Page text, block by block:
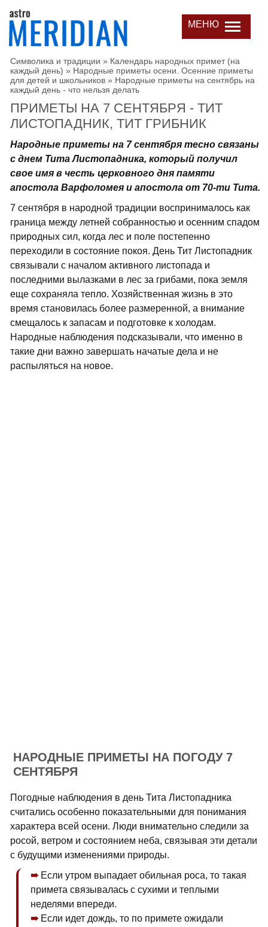
МЕНЮ
Символика и традиции » Календарь народных примет (на
каждый день) » Народные приметы осени. Осенние приметы
для детей и школьников » Народные приметы на сентябрь на
каждый день - что нельзя делать
ПРИМЕТЫ НА 7 СЕНТЯБРЯ - ТИТ
ЛИСТОПАДНИК, ТИТ ГРИБНИК
Народные приметы на 7 сентября тесно связаны
с днем Тита Листопадника, который получил
свое имя в честь церковного дня памяти
апостола Варфоломея и апостола от 70-ти Тита.
7 сентября в народной традиции воспринималось как
граница между летней собранностью и осенним спадом
природных сил, когда лес и поле постепенно
переходили в состояние покоя. День Тит Листопадник
связывали с началом активного листопада и
последними вылазками в лес за грибами, пока земля
еще сохраняла тепло. Хозяйственная жизнь в это
время становилась более размеренной, а внимание
смещалось к запасам и подготовке к холодам.
Народные наблюдения подсказывали, что именно в
такие дни важно завершать начатые дела и не
распыляться на новое.
НАРОДНЫЕ ПРИМЕТЫ НА ПОГОДУ 7
СЕНТЯБРЯ
Погодные наблюдения в день Тита Листопадника
считались особенно показательными для понимания
характера всей осени. Люди внимательно следили за
росой, ветром и состоянием неба, связывая эти детали
с будущими изменениями природы.
Если утром выпадает обильная роса, то такая
примета связывалась с сухими и теплыми
неделями впереди.
Если идет дождь, то по примете ожидали